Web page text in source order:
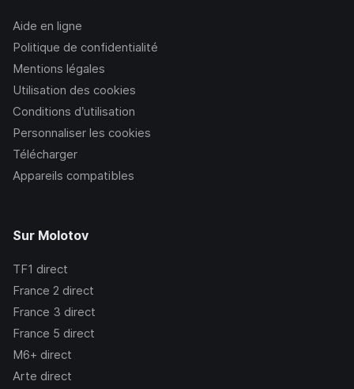
Aide en ligne
Politique de confidentialité
Mentions légales
Utilisation des cookies
Conditions d’utilisation
Personnaliser les cookies
Télécharger
Appareils compatibles
Sur Molotov
TF1 direct
France 2 direct
France 3 direct
France 5 direct
M6+ direct
Arte direct